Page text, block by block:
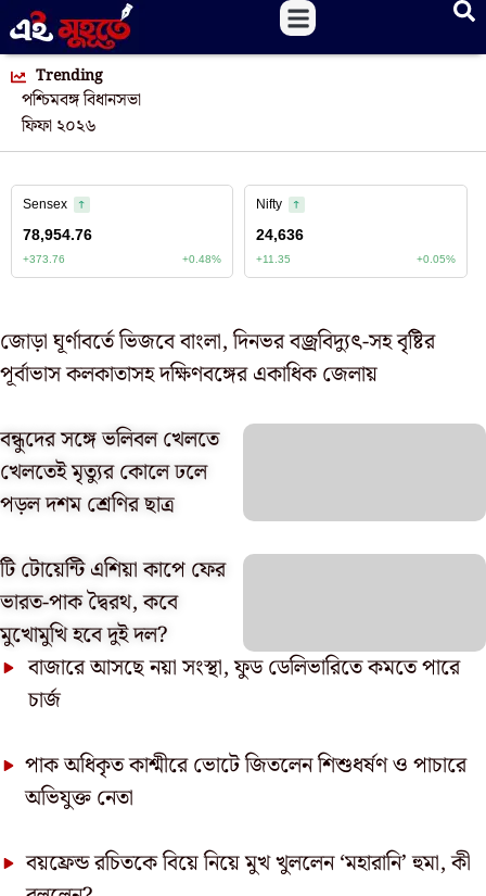
Trending
পশ্চিমবঙ্গ বিধানসভা
ফিফা ২০২৬
জোড়া ঘূর্ণাবর্তে ভিজবে বাংলা, দিনভর বজ্রবিদ্যুৎ-সহ বৃষ্টির
পূর্বাভাস কলকাতাসহ দক্ষিণবঙ্গের একাধিক জেলায়
বন্ধুদের সঙ্গে ভলিবল খেলতে
খেলতেই মৃত্যুর কোলে ঢলে
পড়ল দশম শ্রেণির ছাত্র
টি টোয়েন্টি এশিয়া কাপে ফের
ভারত-পাক দ্বৈরথ, কবে
মুখোমুখি হবে দুই দল?
বাজারে আসছে নয়া সংস্থা, ফুড ডেলিভারিতে কমতে পারে
চার্জ
পাক অধিকৃত কাশ্মীরে ভোটে জিতলেন শিশুধর্ষণ ও পাচারে
অভিযুক্ত নেতা
বয়ফ্রেন্ড রচিতকে বিয়ে নিয়ে মুখ খুললেন ‘মহারানি’ হুমা, কী